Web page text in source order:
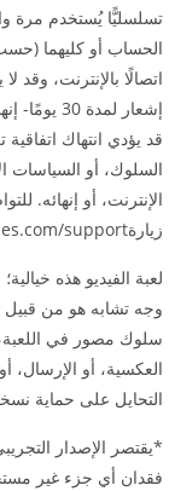
تسلسليًّا يُستخدم مرة
اتصالًا بالإنترنت،
إشعار
السلوك، أو السياسات
الإنترنت، أو إنهائه.
زيارةwww.rockstargames.com/support.
لعبة الفيديو هذه
سلوك مصور في اللعبة،
العكسية، أو الإرسال،
التحايل على حماية
*يقتصر الإصدار
فقدان أي جزء غير